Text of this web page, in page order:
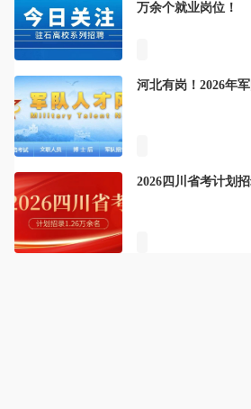
万余个就业岗位！
河北有岗！2026年
2026四川省考计划